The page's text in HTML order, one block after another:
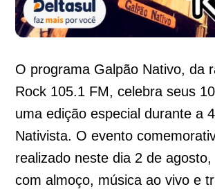
O programa Galpão Nativo, da
Rock 105.1 FM, celebra seus
uma edição especial durante a
Nativista. O evento
realizado neste dia 2 de agosto,
com almoço, música ao vivo e